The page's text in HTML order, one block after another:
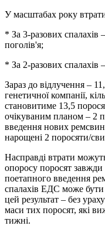
У масштабах року
* За 3-разових спалахів
поголів'я;
* За 2-разових спалахів
Зараз до відлучення –
генетичної компанії,
становитиме 13,5
очікуваним планом – 2
введення нових
нарощені 2 поросяти/
Насправді втрати
опоросу поросят
поетапного введення
спалахів ЕДС може
цей результат – без
маси тих поросят, які
тижні.